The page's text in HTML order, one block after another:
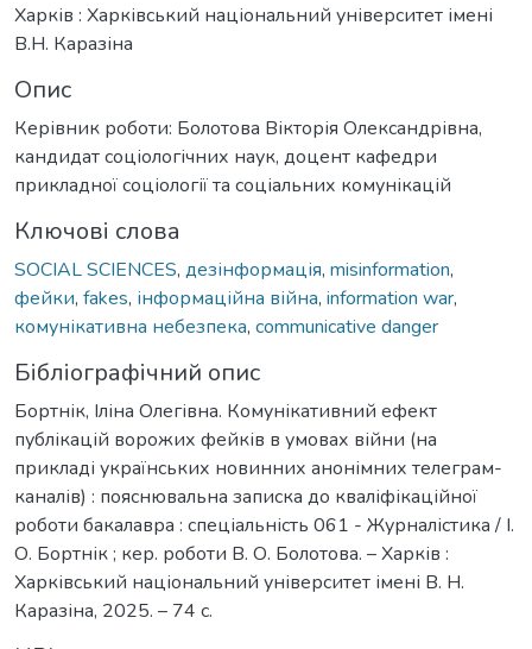
Харків : Харківський національний університет імені
В.Н. Каразіна
Опис
Керівник роботи: Болотова Вікторія Олександрівна,
кандидат соціологічних наук, доцент кафедри
прикладної соціології та соціальних комунікацій
Ключові слова
SOCIAL SCIENCES, дезінформація, misinformation,
фейки, fakes, інформаційна війна, information war,
комунікативна небезпека, communicative danger
Бібліографічний опис
Бортнік, Іліна Олегівна. Комунікативний ефект
публікацій ворожих фейків в умовах війни (на
прикладі українських новинних анонімних телеграм-
каналів) : пояснювальна записка до кваліфікаційної
роботи бакалавра : спеціальність 061 - Журналістика / І.
О. Бортнік ; кер. роботи В. О. Болотова. – Харків :
Харківський національний університет імені В. Н.
Каразіна, 2025. – 74 с.